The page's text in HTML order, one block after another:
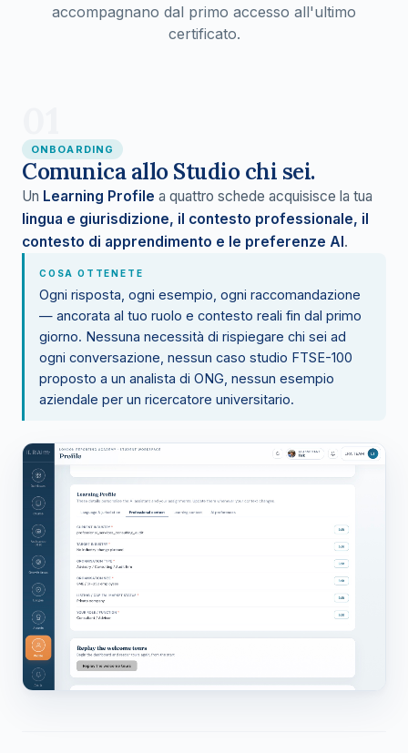
accompagnano dal primo accesso all'ultimo
certificato.
ONBOARDING
Comunica allo Studio chi sei.
Un Learning Profile a quattro schede acquisisce la tua
lingua e giurisdizione, il contesto professionale, il
contesto di apprendimento e le preferenze AI.
COSA OTTENETE
Ogni risposta, ogni esempio, ogni raccomandazione
— ancorata al tuo ruolo e contesto reali fin dal primo
giorno. Nessuna necessità di rispiegare chi sei ad
ogni conversazione, nessun caso studio FTSE-100
proposto a un analista di ONG, nessun esempio
aziendale per un ricercatore universitario.